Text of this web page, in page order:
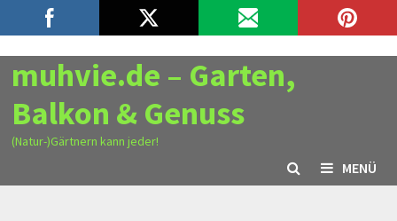
zum
Inhalt
8. August 2026
muhvie.de – Garten,
Balkon & Genuss
(Natur-)Gärtnern kann jeder!
MENÜ